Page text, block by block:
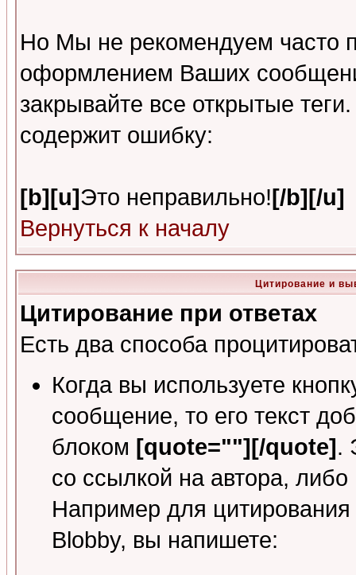
Но Мы не рекомендуем часто
оформлением Ваших
закрывайте все открытые
содержит ошибку:
[b][u]Это неправильно![/b][/u]
Вернуться к началу
Цитирование и
Цитирование при ответах
Есть два способа
Когда вы используете
сообщение, то его текст
блоком [quote=""][/quote].
со ссылкой на автора,
Например для цитирования
Blobby, вы напишете: